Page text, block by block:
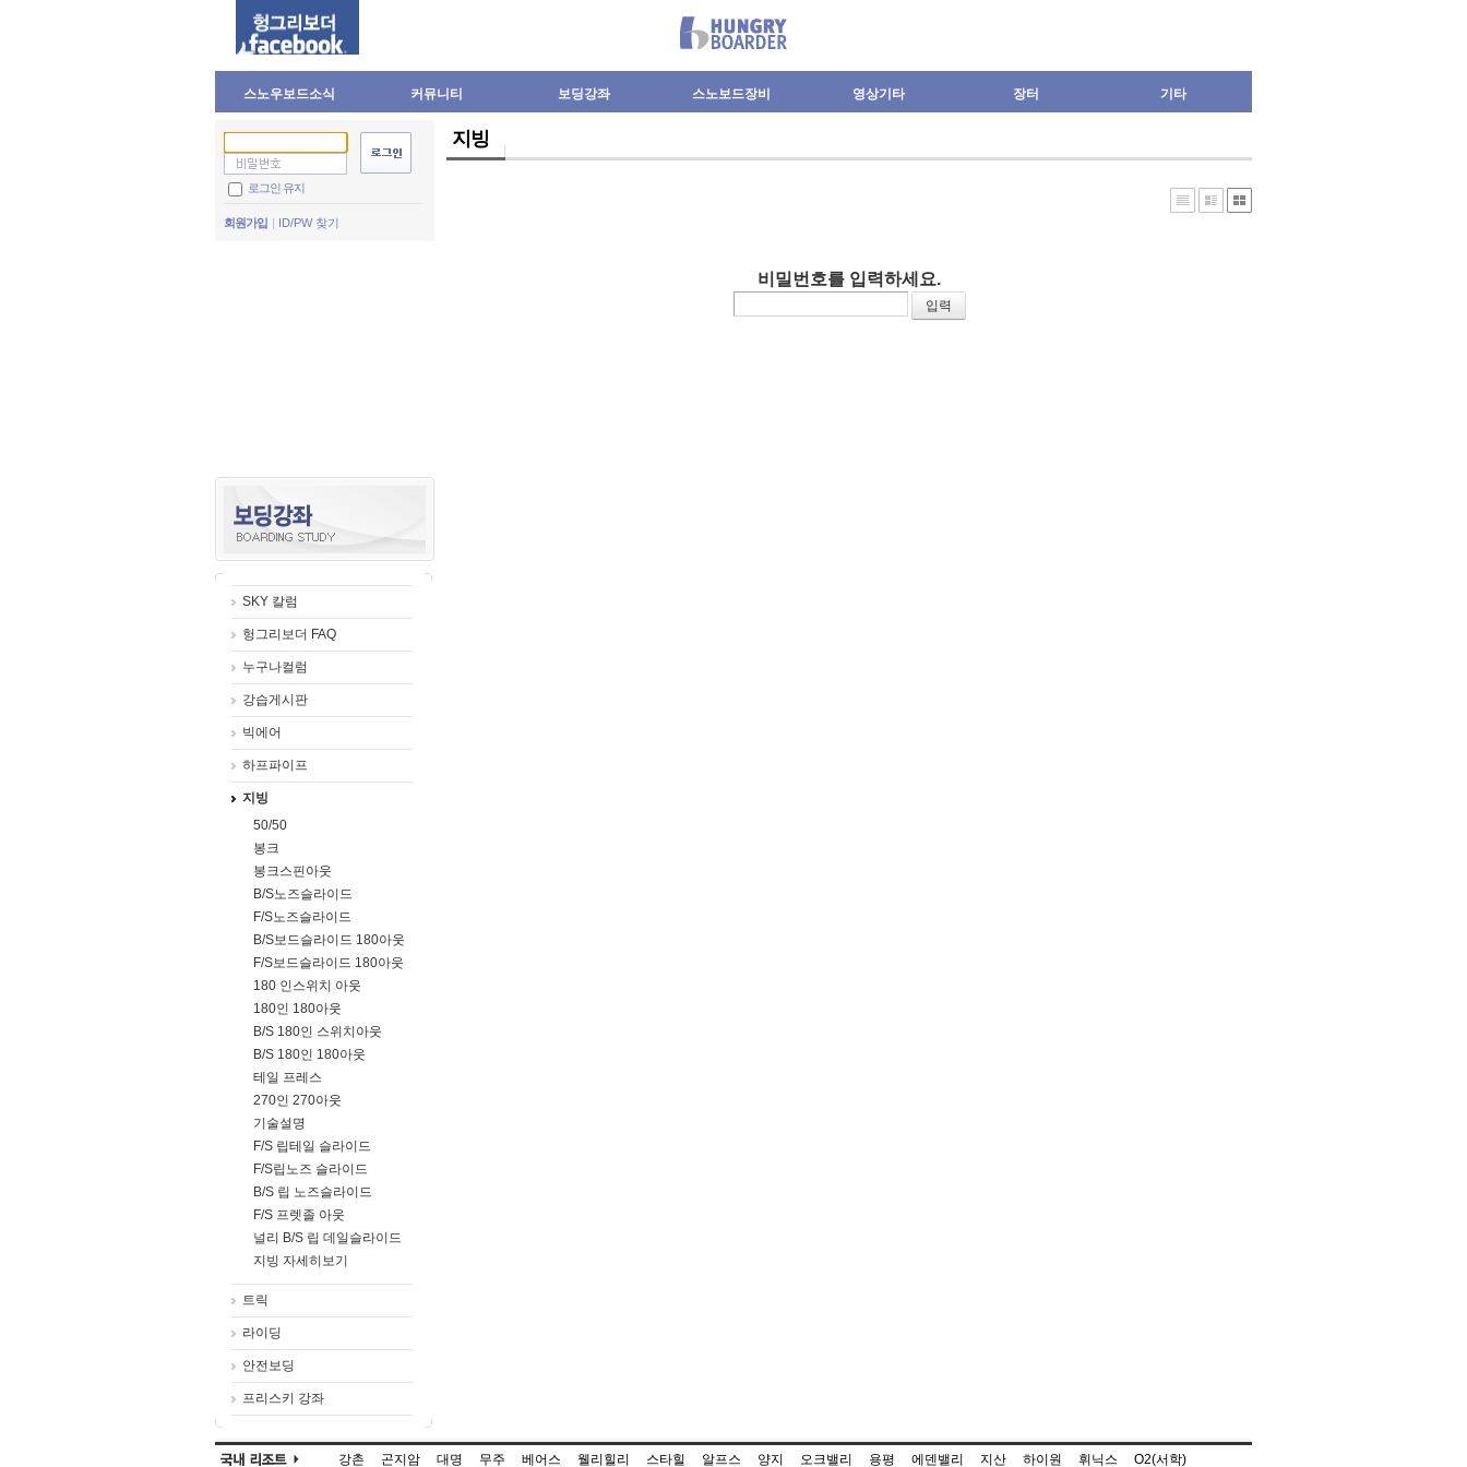
스노우보드소식 커뮤니티 보딩강좌 스노보드장비 영상기타 장터 기타
로그인 유지
회원가입 ID/PW 찾기
SKY 칼럼
헝그리보더 FAQ
누구나컬럼
강습게시판
빅에어
하프파이프
지빙
50/50
봉크
봉크스핀아웃
B/S노즈슬라이드
F/S노즈슬라이드
B/S보드슬라이드 180아웃
F/S보드슬라이드 180아웃
180 인스위치 아웃
180인 180아웃
B/S 180인 스위치아웃
B/S 180인 180아웃
테일 프레스
270인 270아웃
기술설명
F/S 립테일 슬라이드
F/S립노즈 슬라이드
B/S 립 노즈슬라이드
F/S 프렛졸 아웃
널리 B/S 립 데일슬라이드
지빙 자세히보기
트릭
라이딩
안전보딩
프리스키 강좌
지빙
비밀번호를 입력하세요.
강촌 곤지암 대명 무주 베어스 웰리힐리 스타힐 알프스 양지 오크밸리 용평 에덴밸리 지산 하이원 휘닉스 O2(서학)